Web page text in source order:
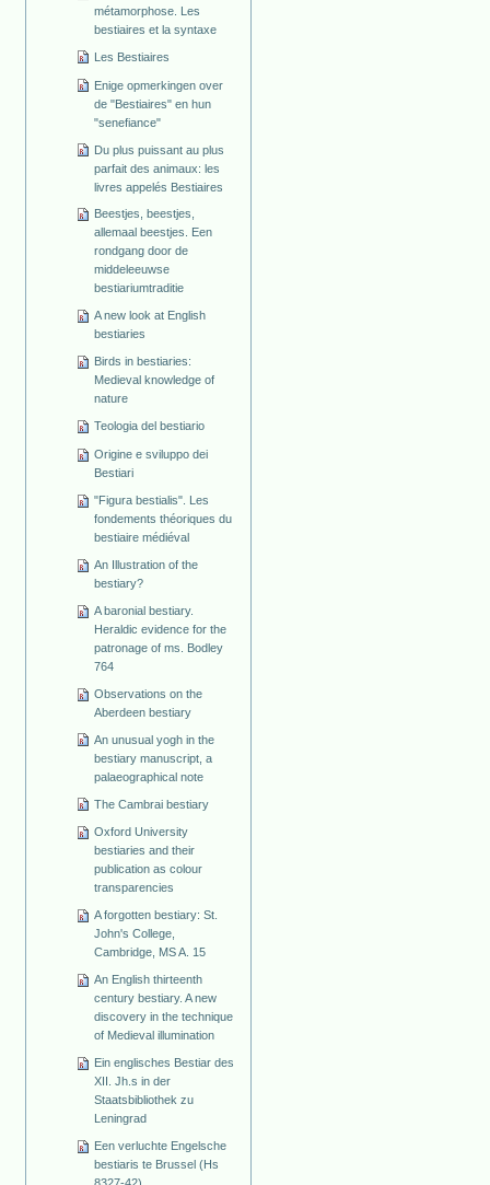
métamorphose. Les
bestiaires et la syntaxe
Les Bestiaires
Enige opmerkingen over
de "Bestiaires" en hun
"senefiance"
Du plus puissant au plus
parfait des animaux: les
livres appelés Bestiaires
Beestjes, beestjes,
allemaal beestjes. Een
rondgang door de
middeleeuwse
bestiariumtraditie
A new look at English
bestiaries
Birds in bestiaries:
Medieval knowledge of
nature
Teologia del bestiario
Origine e sviluppo dei
Bestiari
"Figura bestialis". Les
fondements théoriques du
bestiaire médiéval
An Illustration of the
bestiary?
A baronial bestiary.
Heraldic evidence for the
patronage of ms. Bodley
764
Observations on the
Aberdeen bestiary
An unusual yogh in the
bestiary manuscript, a
palaeographical note
The Cambrai bestiary
Oxford University
bestiaries and their
publication as colour
transparencies
A forgotten bestiary: St.
John's College,
Cambridge, MS A. 15
An English thirteenth
century bestiary. A new
discovery in the technique
of Medieval illumination
Ein englisches Bestiar des
XII. Jh.s in der
Staatsbibliothek zu
Leningrad
Een verluchte Engelsche
bestiaris te Brussel (Hs